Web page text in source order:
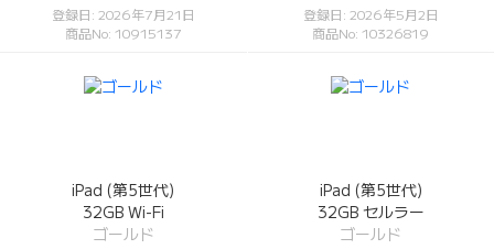
登録日: 2026年7月21日
商品No: 10915137
登録日: 2026年5月2日
商品No: 10326819
iPad (第5世代)
32GB Wi-Fi
ゴールド
iPad (第5世代)
32GB セルラー
ゴールド